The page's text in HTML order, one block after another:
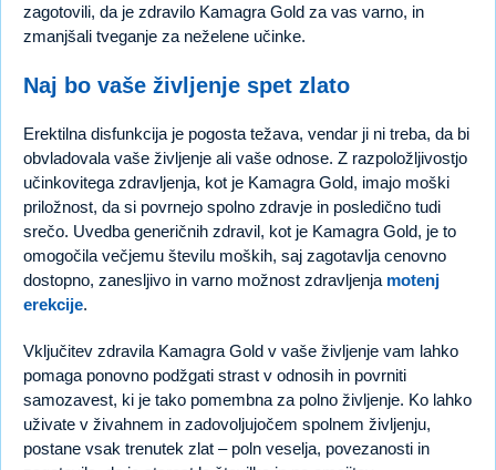
zagotovili, da je zdravilo Kamagra Gold za vas varno, in
zmanjšali tveganje za neželene učinke.
Naj bo vaše življenje spet zlato
Erektilna disfunkcija je pogosta težava, vendar ji ni treba, da bi
obvladovala vaše življenje ali vaše odnose. Z razpoložljivostjo
učinkovitega zdravljenja, kot je Kamagra Gold, imajo moški
priložnost, da si povrnejo spolno zdravje in posledično tudi
srečo. Uvedba generičnih zdravil, kot je Kamagra Gold, je to
omogočila večjemu številu moških, saj zagotavlja cenovno
dostopno, zanesljivo in varno možnost zdravljenja motenj
erekcije.
Vključitev zdravila Kamagra Gold v vaše življenje vam lahko
pomaga ponovno podžgati strast v odnosih in povrniti
samozavest, ki je tako pomembna za polno življenje. Ko lahko
uživate v živahnem in zadovoljujočem spolnem življenju,
postane vsak trenutek zlat – poln veselja, povezanosti in